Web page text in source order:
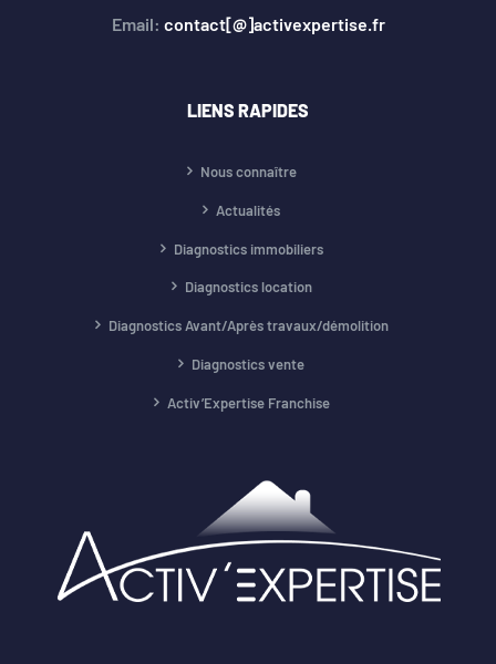
Email: contact[@]activexpertise.fr
LIENS RAPIDES
Nous connaître
Actualités
Diagnostics immobiliers
Diagnostics location
Diagnostics Avant/Après travaux/démolition
Diagnostics vente
Activ’Expertise Franchise